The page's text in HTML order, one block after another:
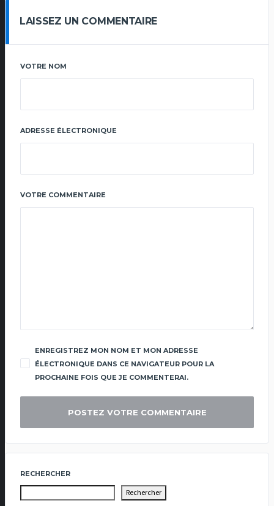
LAISSEZ UN COMMENTAIRE
VOTRE NOM
ADRESSE ÉLECTRONIQUE
VOTRE COMMENTAIRE
ENREGISTREZ MON NOM ET MON ADRESSE
ÉLECTRONIQUE DANS CE NAVIGATEUR POUR LA
PROCHAINE FOIS QUE JE COMMENTERAI.
RECHERCHER
Rechercher